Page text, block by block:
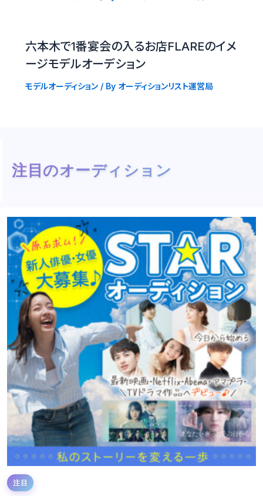
六本木で1番宴会の入るお店FLAREのイメ
ージモデルオーデション
モデルオーディション/ By オーディションリスト運営局
注目のオーディション
注目